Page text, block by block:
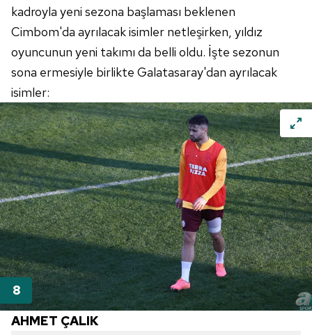
kadroyla yeni sezona başlaması beklenen
Cimbom'da ayrılacak isimler netleşirken, yıldız
oyuncunun yeni takımı da belli oldu. İşte sezonun
sona ermesiyle birlikte Galatasaray'dan ayrılacak
isimler:
AHMET ÇALIK